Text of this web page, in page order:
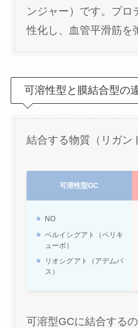
ンジャー）です。プロ
性化し、血管平滑筋を
可溶性型と膜結合型の
結合する物質（リガン
可溶性型GC
NO
ベルイシグアト（ベリキ
ューボ）
リオシグアト（アデムパ
ス）
可溶型GCに結合する